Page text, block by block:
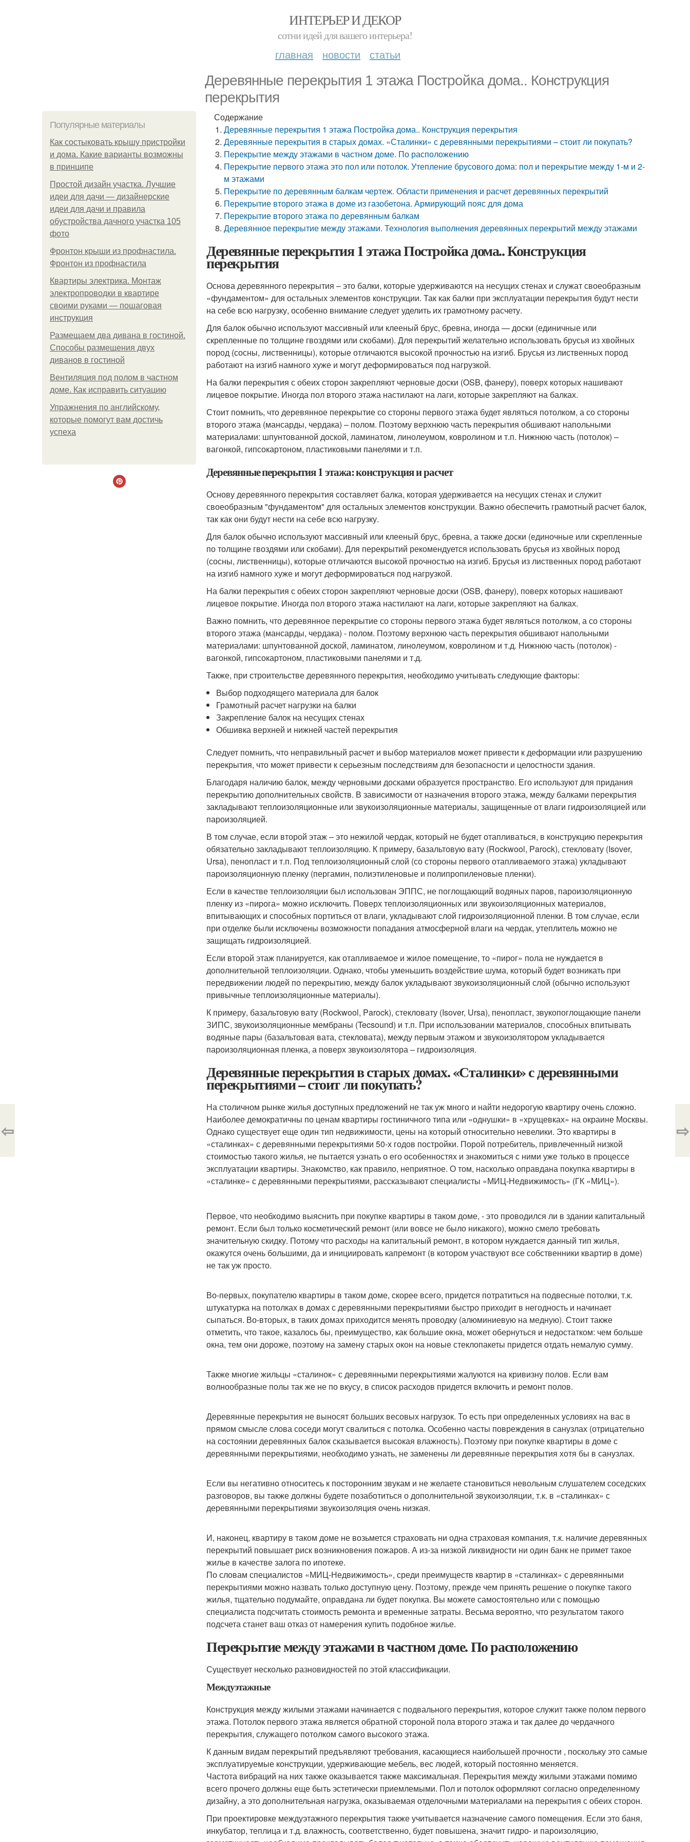
ИНТЕРЬЕР И ДЕКОР
сотни идей для вашего интерьера!
главная новости статьи
Деревянные перекрытия 1 этажа Постройка дома.. Конструкция
перекрытия
Популярные материалы
Как состыковать крышу пристройки
и дома. Какие варианты возможны
в принципе
Простой дизайн участка. Лучшие
идеи для дачи — дизайнерские
идеи для дачи и правила
обустройства дачного участка 105
фото
Фронтон крыши из профнастила.
Фронтон из профнастила
Квартиры электрика. Монтаж
электропроводки в квартире
своими руками — пошаговая
инструкция
Размещаем два дивана в гостиной.
Способы размещения двух
диванов в гостиной
Вентиляция под полом в частном
доме. Как исправить ситуацию
Упражнения по английскому,
которые помогут вам достичь
успеха
Содержание
Деревянные перекрытия 1 этажа Постройка дома.. Конструкция перекрытия
Деревянные перекрытия в старых домах. «Сталинки» с деревянными перекрытиями – стоит ли покупать?
Перекрытие между этажами в частном доме. По расположению
Перекрытие первого этажа это пол или потолок. Утепление брусового дома: пол и перекрытие между 1-м и 2-
м этажами
Перекрытие по деревянным балкам чертеж. Области применения и расчет деревянных перекрытий
Перекрытие второго этажа в доме из газобетона. Армирующий пояс для дома
Перекрытие второго этажа по деревянным балкам
Деревянное перекрытие между этажами. Технология выполнения деревянных перекрытий между этажами
Деревянные перекрытия 1 этажа Постройка дома.. Конструкция
перекрытия
Основа деревянного перекрытия – это балки, которые удерживаются на несущих стенах и служат своеобразным
«фундаментом» для остальных элементов конструкции. Так как балки при эксплуатации перекрытия будут нести
на себе всю нагрузку, особенно внимание следует уделить их грамотному расчету.
Для балок обычно используют массивный или клееный брус, бревна, иногда — доски (единичные или
скрепленные по толщине гвоздями или скобами). Для перекрытий желательно использовать брусья из хвойных
пород (сосны, лиственницы), которые отличаются высокой прочностью на изгиб. Брусья из лиственных пород
работают на изгиб намного хуже и могут деформироваться под нагрузкой.
На балки перекрытия с обеих сторон закрепляют черновые доски (OSB, фанеру), поверх которых нашивают
лицевое покрытие. Иногда пол второго этажа настилают на лаги, которые закрепляют на балках.
Стоит помнить, что деревянное перекрытие со стороны первого этажа будет являться потолком, а со стороны
второго этажа (мансарды, чердака) – полом. Поэтому верхнюю часть перекрытия обшивают напольными
материалами: шпунтованной доской, ламинатом, линолеумом, ковролином и т.п. Нижнюю часть (потолок) –
вагонкой, гипсокартоном, пластиковыми панелями и т.п.
Деревянные перекрытия 1 этажа: конструкция и расчет
Основу деревянного перекрытия составляет балка, которая удерживается на несущих стенах и служит
своеобразным "фундаментом" для остальных элементов конструкции. Важно обеспечить грамотный расчет балок,
так как они будут нести на себе всю нагрузку.
Для балок обычно используют массивный или клееный брус, бревна, а также доски (единочные или скрепленные
по толщине гвоздями или скобами). Для перекрытий рекомендуется использовать брусья из хвойных пород
(сосны, лиственницы), которые отличаются высокой прочностью на изгиб. Брусья из лиственных пород работают
на изгиб намного хуже и могут деформироваться под нагрузкой.
На балки перекрытия с обеих сторон закрепляют черновые доски (OSB, фанеру), поверх которых нашивают
лицевое покрытие. Иногда пол второго этажа настилают на лаги, которые закрепляют на балках.
Важно помнить, что деревянное перекрытие со стороны первого этажа будет являться потолком, а со стороны
второго этажа (мансарды, чердака) - полом. Поэтому верхнюю часть перекрытия обшивают напольными
материалами: шпунтованной доской, ламинатом, линолеумом, ковролином и т.д. Нижнюю часть (потолок) -
вагонкой, гипсокартоном, пластиковыми панелями и т.д.
Также, при строительстве деревянного перекрытия, необходимо учитывать следующие факторы:
Выбор подходящего материала для балок
Грамотный расчет нагрузки на балки
Закрепление балок на несущих стенах
Обшивка верхней и нижней частей перекрытия
Следует помнить, что неправильный расчет и выбор материалов может привести к деформации или разрушению
перекрытия, что может привести к серьезным последствиям для безопасности и целостности здания.
Благодаря наличию балок, между черновыми досками образуется пространство. Его используют для придания
перекрытию дополнительных свойств. В зависимости от назначения второго этажа, между балками перекрытия
закладывают теплоизоляционные или звукоизоляционные материалы, защищенные от влаги гидроизоляцией или
пароизоляцией.
В том случае, если второй этаж – это нежилой чердак, который не будет отапливаться, в конструкцию перекрытия
обязательно закладывают теплоизоляцию. К примеру, базальтовую вату (Rockwool, Parock), стекловату (Isover,
Ursa), пенопласт и т.п. Под теплоизоляционный слой (со стороны первого отапливаемого этажа) укладывают
пароизоляционную пленку (пергамин, полиэтиленовые и полипропиленовые пленки).
Если в качестве теплоизоляции был использован ЭППС, не поглощающий водяных паров, пароизоляционную
пленку из «пирога» можно исключить. Поверх теплоизоляционных или звукоизоляционных материалов,
впитывающих и способных портиться от влаги, укладывают слой гидроизоляционной пленки. В том случае, если
при отделке были исключены возможности попадания атмосферной влаги на чердак, утеплитель можно не
защищать гидроизоляцией.
Если второй этаж планируется, как отапливаемое и жилое помещение, то «пирог» пола не нуждается в
дополнительной теплоизоляции. Однако, чтобы уменьшить воздействие шума, который будет возникать при
передвижении людей по перекрытию, между балок укладывают звукоизоляционный слой (обычно используют
привычные теплоизоляционные материалы).
К примеру, базальтовую вату (Rockwool, Parock), стекловату (Isover, Ursa), пенопласт, звукопоглощающие панели
ЗИПС, звукоизоляционные мембраны (Tecsound) и т.п. При использовании материалов, способных впитывать
водяные пары (базальтовая вата, стекловата), между первым этажом и звукоизолятором укладывается
пароизоляционная пленка, а поверх звукоизолятора – гидроизоляция.
Деревянные перекрытия в старых домах. «Сталинки» с деревянными
перекрытиями – стоит ли покупать?
На столичном рынке жилья доступных предложений не так уж много и найти недорогую квартиру очень сложно.
Наиболее демократичны по ценам квартиры гостиничного типа или «однушки» в «хрущевках» на окраине Москвы.
Однако существует еще один тип недвижимости, цены на который относительно невелики. Это квартиры в
«сталинках» с деревянными перекрытиями 50-х годов постройки. Порой потребитель, привлеченный низкой
стоимостью такого жилья, не пытается узнать о его особенностях и знакомиться с ними уже только в процессе
эксплуатации квартиры. Знакомство, как правило, неприятное. О том, насколько оправдана покупка квартиры в
«сталинке» с деревянными перекрытиями, рассказывают специалисты «МИЦ-Недвижимость» (ГК «МИЦ»).
Первое, что необходимо выяснить при покупке квартиры в таком доме, - это проводился ли в здании капитальный
ремонт. Если был только косметический ремонт (или вовсе не было никакого), можно смело требовать
значительную скидку. Потому что расходы на капитальный ремонт, в котором нуждается данный тип жилья,
окажутся очень большими, да и инициировать капремонт (в котором участвуют все собственники квартир в доме)
не так уж просто.
Во-первых, покупателю квартиры в таком доме, скорее всего, придется потратиться на подвесные потолки, т.к.
штукатурка на потолках в домах с деревянными перекрытиями быстро приходит в негодность и начинает
сыпаться. Во-вторых, в таких домах приходится менять проводку (алюминиевую на медную). Стоит также
отметить, что такое, казалось бы, преимущество, как большие окна, может обернуться и недостатком: чем больше
окна, тем они дороже, поэтому на замену старых окон на новые стеклопакеты придется отдать немалую сумму.
Также многие жильцы «сталинок» с деревянными перекрытиями жалуются на кривизну полов. Если вам
волнообразные полы так же не по вкусу, в список расходов придется включить и ремонт полов.
Деревянные перекрытия не выносят больших весовых нагрузок. То есть при определенных условиях на вас в
прямом смысле слова соседи могут свалиться с потолка. Особенно часты повреждения в санузлах (отрицательно
на состоянии деревянных балок сказывается высокая влажность). Поэтому при покупке квартиры в доме с
деревянными перекрытиями, необходимо узнать, не заменены ли деревянные перекрытия хотя бы в санузлах.
Если вы негативно относитесь к посторонним звукам и не желаете становиться невольным слушателем соседских
разговоров, вы также должны будете позаботиться о дополнительной звукоизоляции, т.к. в «сталинках» с
деревянными перекрытиями звукоизоляция очень низкая.
И, наконец, квартиру в таком доме не возьмется страховать ни одна страховая компания, т.к. наличие деревянных
перекрытий повышает риск возникновения пожаров. А из-за низкой ликвидности ни один банк не примет такое
жилье в качестве залога по ипотеке.
По словам специалистов «МИЦ-Недвижимость», среди преимуществ квартир в «сталинках» с деревянными
перекрытиями можно назвать только доступную цену. Поэтому, прежде чем принять решение о покупке такого
жилья, тщательно подумайте, оправдана ли будет покупка. Вы можете самостоятельно или с помощью
специалиста подсчитать стоимость ремонта и временные затраты. Весьма вероятно, что результатом такого
подсчета станет ваш отказ от намерения купить подобное жилье.
Перекрытие между этажами в частном доме. По расположению
Существует несколько разновидностей по этой классификации.
Междуэтажные
Конструкция между жилыми этажами начинается с подвального перекрытия, которое служит также полом первого
этажа. Потолок первого этажа является обратной стороной пола второго этажа и так далее до чердачного
перекрытия, служащего потолком самого высокого этажа.
К данным видам перекрытий предъявляют требования, касающиеся наибольшей прочности , поскольку это самые
эксплуатируемые конструкции, удерживающие мебель, вес людей, который постоянно меняется.
Частота вибраций на них также оказывается также максимальная. Перекрытия между жилыми этажами помимо
всего прочего должны еще быть эстетически приемлемыми. Пол и потолок оформляют согласно определенному
дизайну, а это дополнительная нагрузка, оказываемая отделочными материалами на перекрытия с обеих сторон.
При проектировке междуэтажного перекрытия также учитывается назначение самого помещения. Если это баня,
инкубатор, теплица и т.д. влажность, соответственно, будет повышена, значит гидро- и пароизоляцию,
⇦ ⇨